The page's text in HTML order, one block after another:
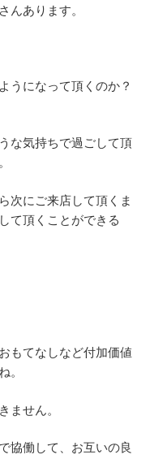
んあります。
うになって頂くのか？
な気持ちで過ごして頂
次にご来店して頂くま
て頂くことができる
もてなしなど付加価値
。
ません。
協働して、お互いの良